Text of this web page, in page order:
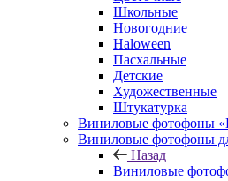
Школьные
Новогодние
Haloween
Пасхальные
Детские
Художественные
Штукатурка
Виниловые фотофоны
Виниловые фотофоны
Назад
Виниловые